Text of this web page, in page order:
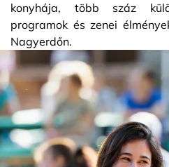
konyhája, több száz
programok és zenei
Nagyerdőn.